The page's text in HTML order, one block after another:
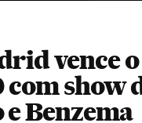
vence
com show
Benzema